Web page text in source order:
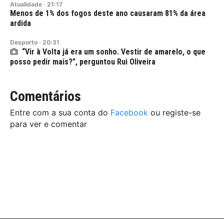
Atualidade · 21:17
Menos de 1% dos fogos deste ano causaram 81% da área
ardida
Desporto · 20:31
“Vir à Volta já era um sonho. Vestir de amarelo, o que
posso pedir mais?”, perguntou Rui Oliveira
Comentários
Entre com a sua conta do Facebook ou registe-se
para ver e comentar